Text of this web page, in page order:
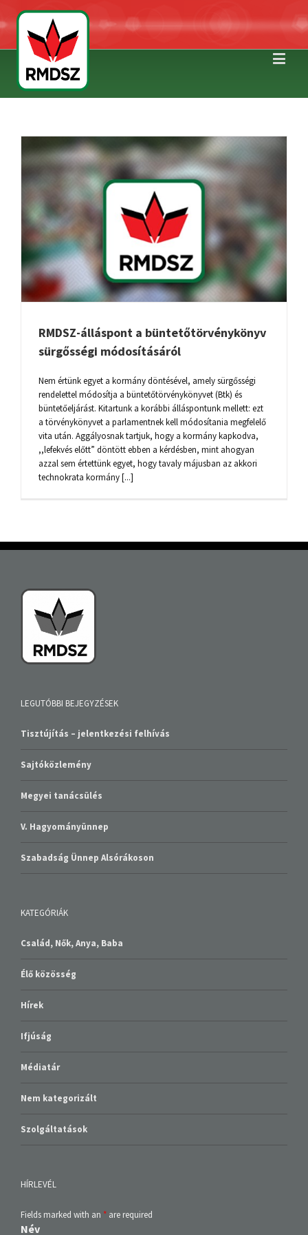
RMDSZ-álláspont a büntetőtörvénykönyv
sürgősségi módosításáról
Nem értünk egyet a kormány döntésével, amely sürgősségi
rendelettel módosítja a büntetőtörvénykönyvet (Btk) és
büntetőeljárást. Kitartunk a korábbi álláspontunk mellett: ezt
a törvénykönyvet a parlamentnek kell módosítania megfelelő
vita után. Aggályosnak tartjuk, hogy a kormány kapkodva,
,,lefekvés előtt” döntött ebben a kérdésben, mint ahogyan
azzal sem értettünk egyet, hogy tavaly májusban az akkori
technokrata kormány [...]
LEGUTÓBBI BEJEGYZÉSEK
Tisztújítás – jelentkezési felhívás
Sajtóközlemény
Megyei tanácsülés
V. Hagyományünnep
Szabadság Ünnep Alsórákoson
KATEGÓRIÁK
Család, Nők, Anya, Baba
Élő közösség
Hírek
Ifjúság
Médiatár
Nem kategorizált
Szolgáltatások
HÍRLEVÉL
Fields marked with an * are required
Név